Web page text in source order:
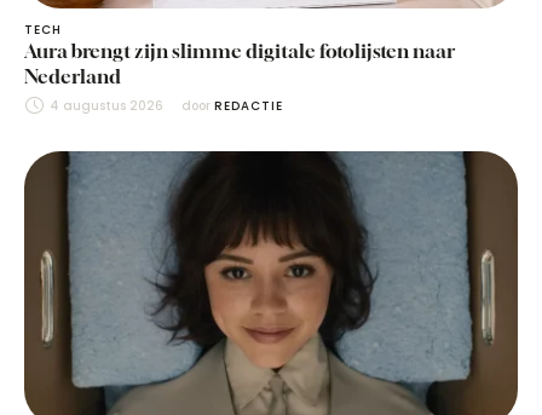
TECH
Aura brengt zijn slimme digitale fotolijsten naar
Nederland
4 augustus 2026 door REDACTIE